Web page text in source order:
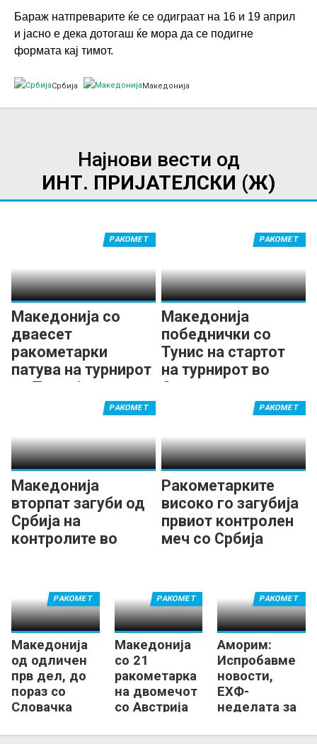
Бараж натпреварите ќе се одиграат на 16 и 19 април
и јасно е дека дотогаш ќе мора да се подигне
формата кај тимот.
Србија Македонија
Најнови вести од
ИНТ. ПРИЈАТЕЛСКИ (Ж)
Македонија со
дваесет
ракометарки
патува на турнирот
во Турција
РАКОМЕТ
Македонија
победнички со
Тунис на стартот
на турнирот во
Охрид
РАКОМЕТ
Македонија
вторпат загуби од
Србија на
контролите во
РАКОМЕТ
Ракометарките
високо го загубија
првиот контролен
меч со Србија
РАКОМЕТ
Македонија
од одличен
прв дел, до
пораз со
Словачка
РАКОМЕТ
Македонија
со 21
ракометарка
на двомечот
со Австрија
РАКОМЕТ
Аморим:
Испробавме
новости,
ЕХФ-
неделата за
позитивна
РАКОМЕТ